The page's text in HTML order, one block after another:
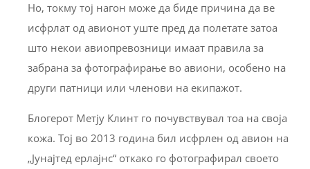
Но, токму тој нагон може да биде причина да ве
исфрлат од авионот уште пред да полетате затоа
што некои авиопревозници имаат правила за
забрана за фотографирање во авиони, особено на
други патници или членови на екипажот.
Блогерот Метју Клинт го почувствувал тоа на своја
кожа. Тој во 2013 година бил исфрлен од авион на
„Јунајтед ерлајнс“ откако го фотографирал своето